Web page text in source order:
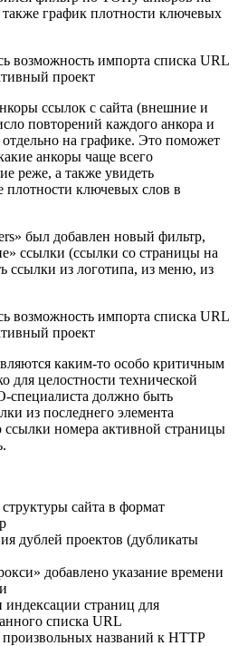
график плотности ключевых
ссылок с сайта (внешние и
повторений каждого анкора и
отдельно на графике. Это поможет
анкоры чаще всего
реже, а также увидеть
плотности ключевых слов в
был добавлен новый фильтр,
ссылки (ссылки со страницы на
ссылки из логотипа, из меню, из
каким-то особо критичным
для целостности технической
специалиста должно быть
из последнего элемента
номера активной страницы
сайта в формат
дублей проектов (дубликаты
добавлено указание времени
индексации страниц для
списка URL
произвольных названий к HTTP